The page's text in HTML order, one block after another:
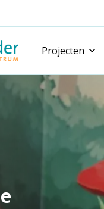
Projecten
Nieuwe projecten
Gerealiseerde projecten